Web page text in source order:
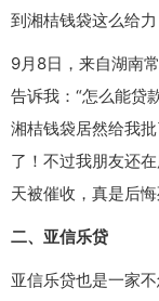
到湘桔钱袋这么给
9月8日，来自湖南
告诉我：“怎么能贷
湘桔钱袋居然给我
了！不过我朋友还
天被催收，真是后悔
二、亚信乐贷
亚信乐贷也是一家